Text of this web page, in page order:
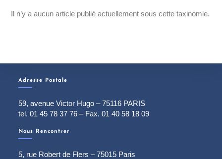
Il n’y a aucun article publié actuellement sous cette taxinomie.
Adresse Postale
59, avenue Victor Hugo – 75116 PARIS
tel. 01 45 78 37 76 – Fax. 01 40 58 18 09
Nous Rencontrer
5, rue Robert de Flers – 75015 Paris